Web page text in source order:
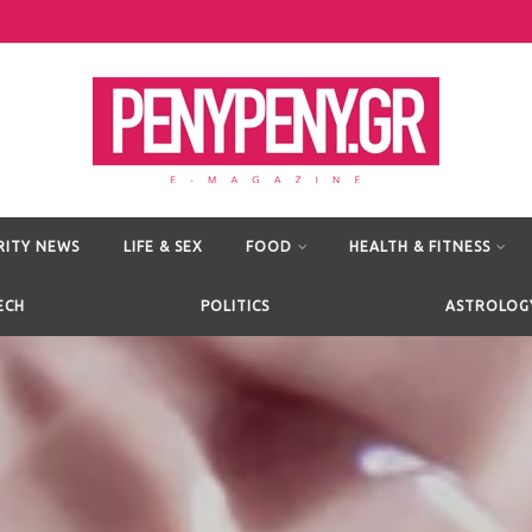
NEWS LIFE & SEX FOOD HEALTH & FITNESS
POLITICS